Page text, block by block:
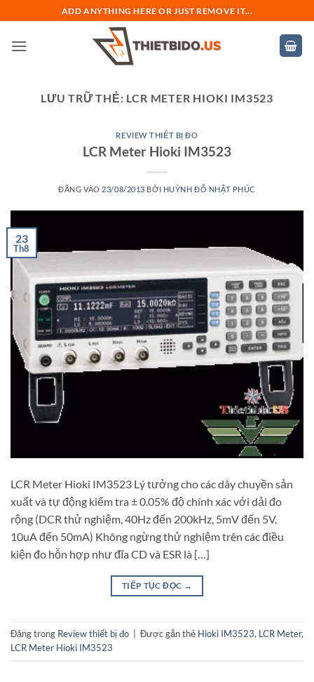
qua
nội
ADD ANYTHING HERE OR JUST REMOVE IT...
LƯU TRỮ THẺ: LCR METER HIOKI IM3523
REVIEW THIẾT BỊ ĐO
LCR Meter Hioki IM3523
ĐĂNG VÀO 23/08/2013 BỞI HUỲNH ĐỖ NHẬT PHÚC
23
Th8
LCR Meter Hioki IM3523 Lý tưởng cho các dây chuyền sản
xuất và tự động kiểm tra ± 0.05% độ chính xác với dải đo
rộng (DCR thử nghiệm, 40Hz đến 200kHz, 5mV đến 5V,
10uA đến 50mA) Không ngừng thử nghiệm trên các điều
kiện đo hỗn hợp như đĩa CD và ESR là […]
TIẾP TỤC ĐỌC →
Đăng trong Review thiết bị đo Được gắn thẻ Hioki IM3523, LCR Meter,
LCR Meter Hioki IM3523